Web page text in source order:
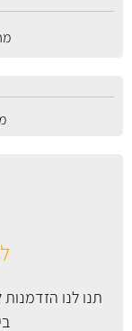
תנו לנו